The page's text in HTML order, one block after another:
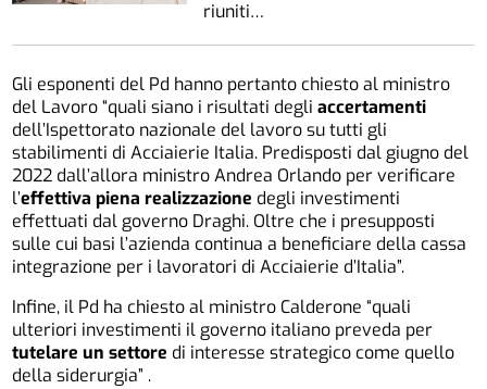
riuniti…
Gli esponenti del Pd hanno pertanto chiesto al ministro
del Lavoro “quali siano i risultati degli accertamenti
dell’Ispettorato nazionale del lavoro su tutti gli
stabilimenti di Acciaierie Italia. Predisposti dal giugno del
2022 dall’allora ministro Andrea Orlando per verificare
l’effettiva piena realizzazione degli investimenti
effettuati dal governo Draghi. Oltre che i presupposti
sulle cui basi l’azienda continua a beneficiare della cassa
integrazione per i lavoratori di Acciaierie d’Italia”.
Infine, il Pd ha chiesto al ministro Calderone “quali
ulteriori investimenti il governo italiano preveda per
tutelare un settore di interesse strategico come quello
della siderurgia” .